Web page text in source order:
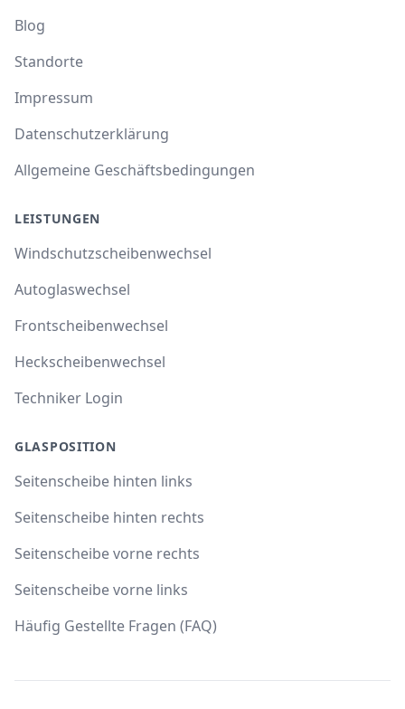
Blog
Standorte
Impressum
Datenschutzerklärung
Allgemeine Geschäftsbedingungen
LEISTUNGEN
Windschutzscheibenwechsel
Autoglaswechsel
Frontscheibenwechsel
Heckscheibenwechsel
Techniker Login
GLASPOSITION
Seitenscheibe hinten links
Seitenscheibe hinten rechts
Seitenscheibe vorne rechts
Seitenscheibe vorne links
Häufig Gestellte Fragen (FAQ)